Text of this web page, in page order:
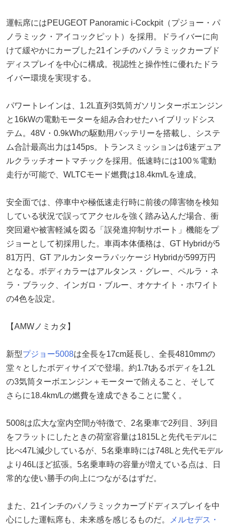
運転席にはPEUGEOT Panoramic i-Cockpit（プジョー・パ
ノラミック・アイコックピット）を採用。ドライバーに向
けて緩やかにカーブした21インチのパノラミックカーブド
ディスプレイを中心に構成。視認性と操作性に優れたドラ
イバー環境を実現する。
パワートレインは、1.2L直列3気筒ガソリンターボエンジン
と16kWの電動モーターを組み合わせたハイブリッドシス
テム。48V・0.9kWhの駆動用バッテリーを搭載し、システ
ム合計最高出力は145ps。トランスミッションは6速デュア
ルクラッチオートマチックを採用。低速時には100％電動
走行が可能で、WLTCモード燃費は18.4km/Lを達成。
安全面では、停車中や極低速走行時に前後の障害物を検知
している状況で誤ってアクセルを強く踏み込んだ場合、衝
突回避や被害軽減を図る「誤発進抑制サポート」機能をプ
ジョーとして初採用した。車両本体価格は、GT Hybridが5
81万円、GT アルカンターラパッケージ Hybridが599万円
となる。ボディカラーはアルタンス・グレー、ペルラ・ネ
ラ・ブラック、インガロ・ブルー、オケナイト・ホワイト
の4色を設定。
【AMWノミカタ】
新型プジョー5008は全長を17cm延長し、全長4810mmの
堂々としたボディサイズで登場。約1.7tあるボディを1.2L
の3気筒ターボエンジン＋モーターで賄えること、そして
さらに18.4km/Lの燃費を達成できることに驚く。
5008は広大な室内空間が特徴で、2名乗車で2列目、3列目
をフラットにしたときの荷室容量は1815Lと先代モデルに
比べ47L減少しているが、5名乗車時には748Lと先代モデル
より46Lほど拡張。5名乗車時の容量が増えている点は、日
常的な使い勝手の向上につながるはずだ。
また、21インチのパノラミックカーブドディスプレイを中
心にした運転席も、未来感を感じるものだ。
メルセデス・